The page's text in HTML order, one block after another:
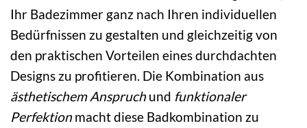
Ihr Badezimmer ganz nach Ihren individuellen
Bedürfnissen zu gestalten und gleichzeitig von
den praktischen Vorteilen eines durchdachten
Designs zu profitieren. Die Kombination aus
ästhetischem Anspruchund funktionaler
Perfektionmacht diese Badkombination zu